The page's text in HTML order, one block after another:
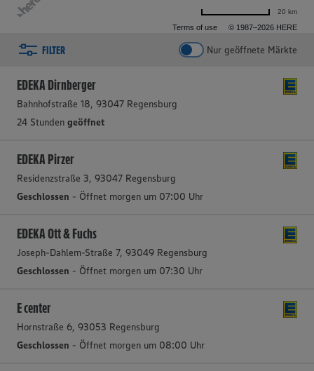
Terms of use © 1987–2026 HERE
20 km
FILTER Nur geöffnete Märkte
2 aktive Filter Filter zurücksetzen
EDEKA Dirnberger
Bahnhofstraße 18, 93047 Regensburg
24 Stunden geöffnet
EDEKA Pirzer
Residenzstraße 3, 93047 Regensburg
Geschlossen - Öffnet morgen um 07:00 Uhr
EDEKA Ott & Fuchs
Joseph-Dahlem-Straße 7, 93049 Regensburg
Geschlossen - Öffnet morgen um 07:30 Uhr
E center
Hornstraße 6, 93053 Regensburg
Geschlossen - Öffnet morgen um 08:00 Uhr